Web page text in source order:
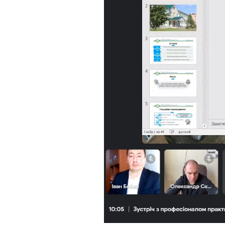
Відділ маркетингу
Центр
4.0
Психологічна
Омбудсмен
освітнього процесу
Студентське
Навчально-
Дорадча служба